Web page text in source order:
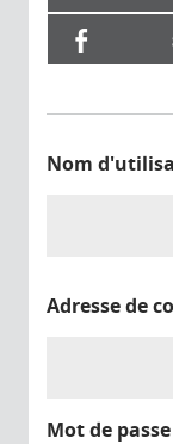
Nom
Adresse de
Mot de passe